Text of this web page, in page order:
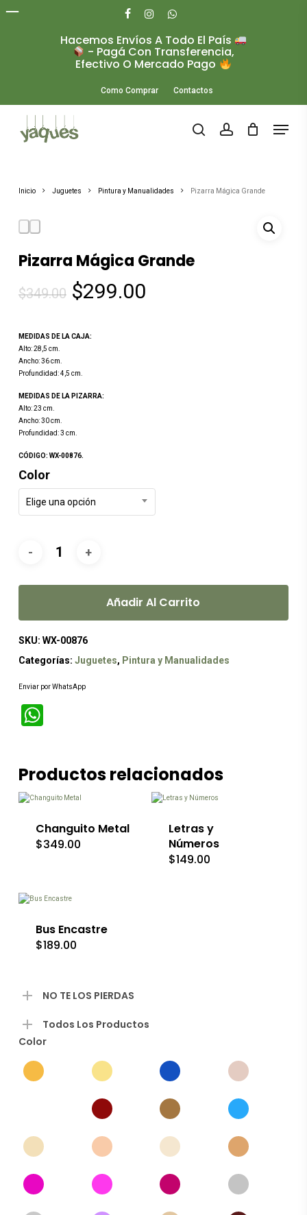
Hacemos Envíos A Todo El País
- Pagá Con Transferencia,
Efectivo O Mercado Pago
Como Comprar Contactos
search account
Menu
Inicio Juguetes Pintura y Manualidades Pizarra Mágica Grande
Pizarra Mágica Grande
$349.00 El
original
$349.00.
$299.00El
MEDIDAS DE LA CAJA:
Alto: 28,5 cm.
Ancho: 36 cm.
Profundidad: 4,5 cm.
MEDIDAS DE LA PIZARRA:
Alto: 23 cm.
Ancho: 30 cm.
Profundidad: 3 cm.
CÓDIGO: WX-00876.
Color
Elige una opción
Añadir Al Carrito
SKU: WX-00876
Categorías: Juguetes, Pintura y Manualidades
Enviar por WhatsApp
WhatsApp
Productos relacionados
Changuito Metal
$349.00
Letras y
Números
$149.00
Bus Encastre
$189.00
NO TE LOS PIERDAS
Todos Los Productos
Color